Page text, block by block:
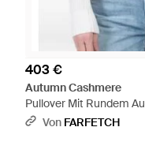
403 €
Autumn Cashmere
Pullover Mit Rundem
Von FARFETCH